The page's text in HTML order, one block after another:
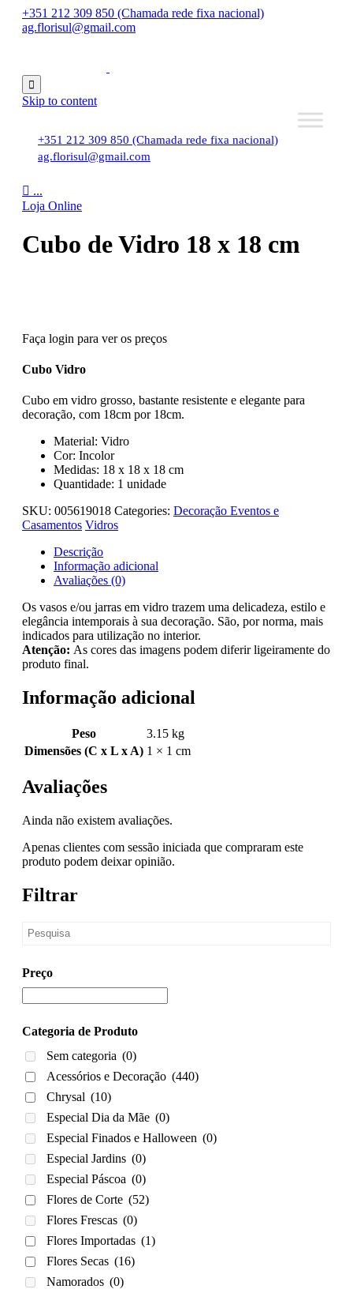
+351 212 309 850 (Chamada rede fixa nacional)
ag.florisul@gmail.com

Skip to content
+351 212 309 850 (Chamada rede fixa nacional)
ag.florisul@gmail.com
 ...
Loja Online
Cubo de Vidro 18 x 18 cm
Faça login para ver os preços
Cubo Vidro
Cubo em vidro grosso, bastante resistente e elegante para
decoração, com 18cm por 18cm.
Material: Vidro
Cor: Incolor
Medidas: 18 x 18 x 18 cm
Quantidade: 1 unidade
SKU: 005619018 Categories: Decoração Eventos e
Casamentos Vidros
Descrição
Informação adicional
Avaliações (0)
Os vasos e/ou jarras em vidro trazem uma delicadeza, estilo e
elegância intemporais à sua decoração. São, por norma, mais
indicados para utilização no interior.
Atenção: As cores das imagens podem diferir ligeiramente do
produto final.
Informação adicional
Peso
3.15 kg
Dimensões (C x L x A) 1 × 1 cm
Avaliações
Ainda não existem avaliações.
Apenas clientes com sessão iniciada que compraram este
produto podem deixar opinião.
Filtrar
Preço
Categoria de Produto
Sem categoria (0)
Acessórios e Decoração (440)
Chrysal (10)
Especial Dia da Mãe (0)
Especial Finados e Halloween (0)
Especial Jardins (0)
Especial Páscoa (0)
Flores de Corte (52)
Flores Frescas (0)
Flores Importadas (1)
Flores Secas (16)
Namorados (0)